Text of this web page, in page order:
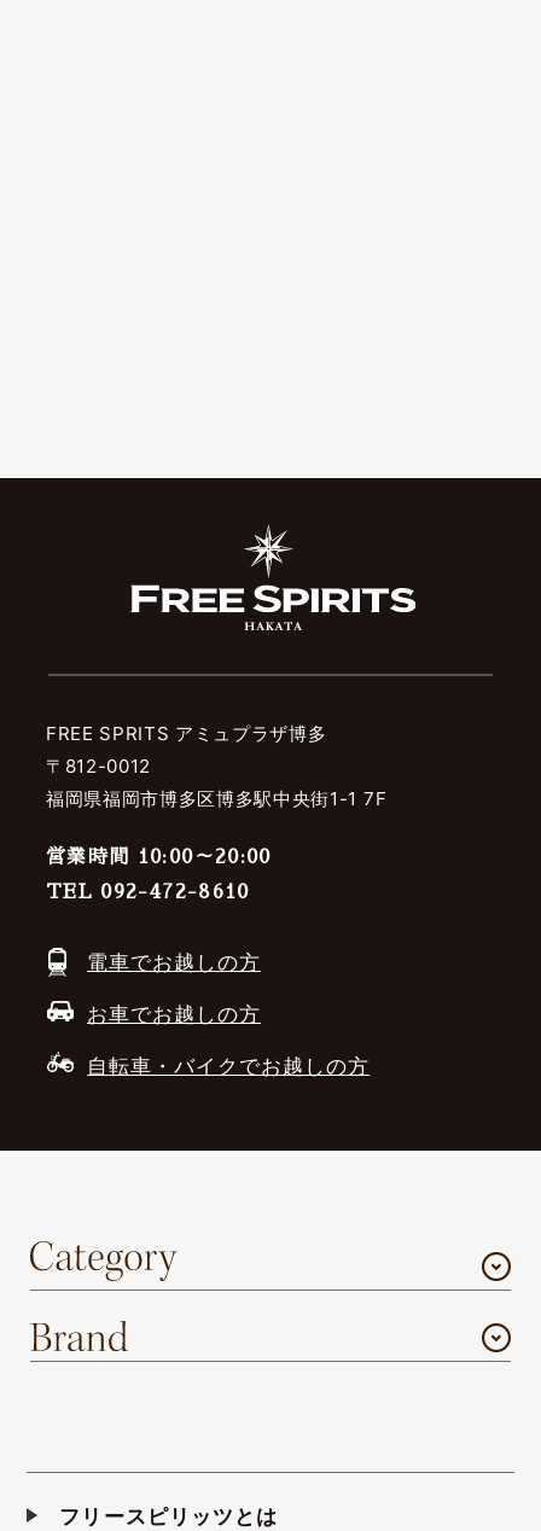
FREE SPRITS アミュプラザ博多
〒812-0012
福岡県福岡市博多区博多駅中央街1-1 7F
営業時間 10:00～20:00
TEL 092-472-8610
電車でお越しの方
お車でお越しの方
自転車・バイクでお越しの方
フリースピリッツとは